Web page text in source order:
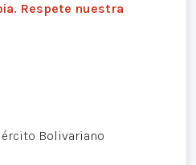
Respete nuestra
Bolivariano